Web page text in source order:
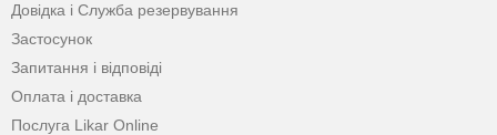
Довідка і Служба резервування
Застосунок
Запитання і відповіді
Оплата і доставка
Послуга Likar Online